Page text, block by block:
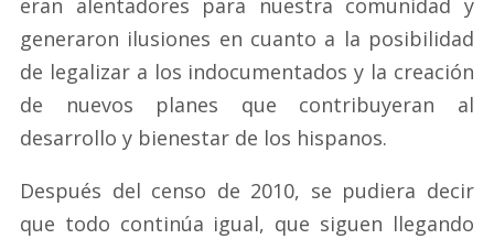
eran alentadores para nuestra comunidad y
generaron ilusiones en cuanto a la posibilidad
de legalizar a los indocumentados y la creación
de nuevos planes que contribuyeran al
desarrollo y bienestar de los hispanos.
Después del censo de 2010, se pudiera decir
que todo continúa igual, que siguen llegando